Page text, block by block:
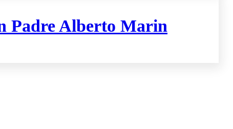
Padre Alberto Marin